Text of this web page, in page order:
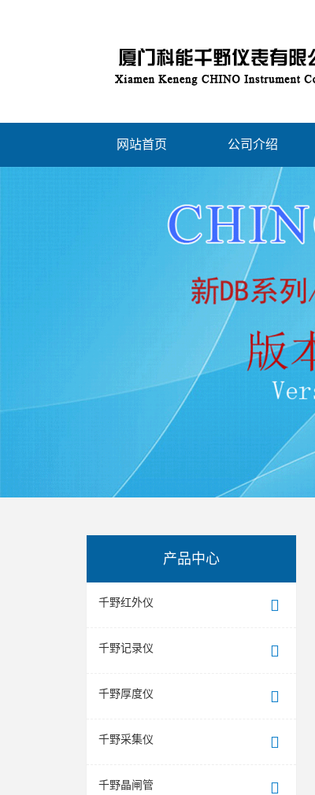
网站首页 公司介绍
产品中心
千野红外仪
千野记录仪
千野厚度仪
千野采集仪
千野晶闸管